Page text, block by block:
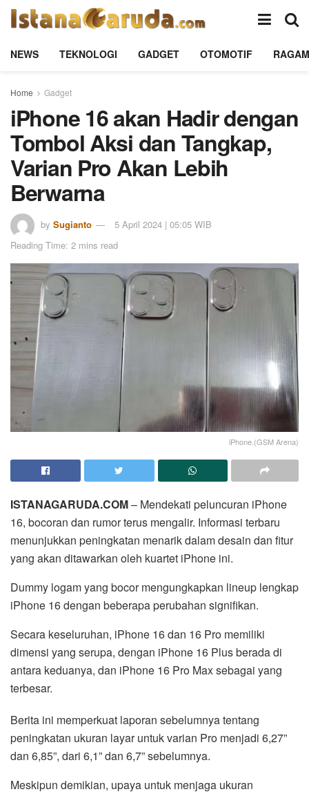
NEWS TEKNOLOGI GADGET OTOMOTIF RAGAM
Home Gadget
iPhone 16 akan Hadir dengan
Tombol Aksi dan Tangkap,
Varian Pro Akan Lebih
Berwarna
by Sugianto
5 April 2024 | 05:05 WIB
Reading Time: 2 mins read
iPhone.(GSM Arena)
ISTANAGARUDA.COM– Mendekati peluncuran iPhone
16, bocoran dan rumor terus mengalir. Informasi terbaru
menunjukkan peningkatan menarik dalam desain dan fitur
yang akan ditawarkan oleh kuartet iPhone ini.
Dummy logam yang bocor mengungkapkan lineup lengkap
iPhone 16 dengan beberapa perubahan signifikan.
Secara keseluruhan, iPhone 16 dan 16 Pro memiliki
dimensi yang serupa, dengan iPhone 16 Plus berada di
antara keduanya, dan iPhone 16 Pro Max sebagai yang
terbesar.
Berita ini memperkuat laporan sebelumnya tentang
peningkatan ukuran layar untuk varian Pro menjadi 6,27”
dan 6,85”, dari 6,1” dan 6,7” sebelumnya.
Meskipun demikian, upaya untuk menjaga ukuran